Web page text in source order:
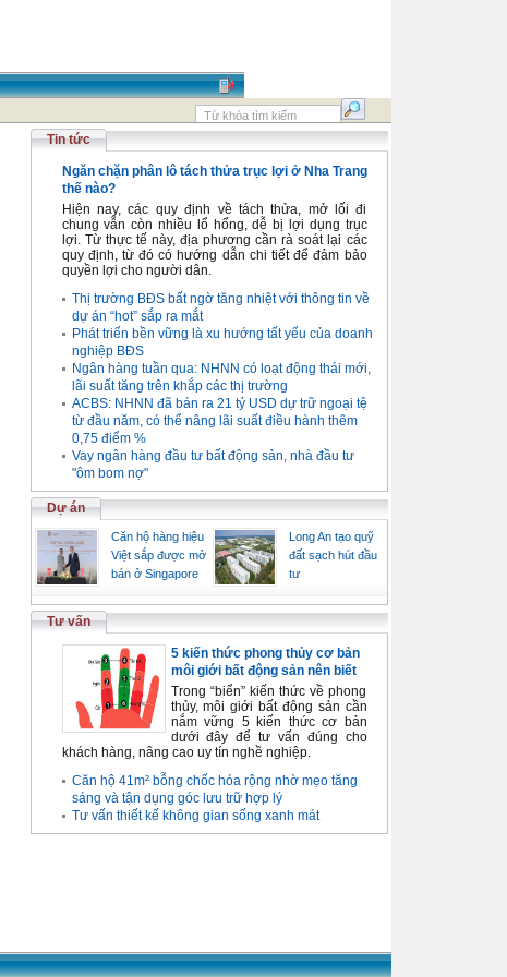
Tin tức
Ngăn chặn phân lô tách thửa trục lợi ở Nha Trang
thế nào?
Hiện nay, các quy định về tách thửa, mở lối đi
chung vẫn còn nhiều lổ hổng, dễ bị lợi dụng trục
lợi. Từ thực tế này, địa phương cần rà soát lại các
quy định, từ đó có hướng dẫn chi tiết để đảm bảo
quyền lợi cho người dân.
Thị trường BĐS bất ngờ tăng nhiệt với thông tin về
dự án “hot” sắp ra mắt
Phát triển bền vững là xu hướng tất yếu của doanh
nghiệp BĐS
Ngân hàng tuần qua: NHNN có loạt động thái mới,
lãi suất tăng trên khắp các thị trường
ACBS: NHNN đã bán ra 21 tỷ USD dự trữ ngoại tệ
từ đầu năm, có thể nâng lãi suất điều hành thêm
0,75 điểm %
Vay ngân hàng đầu tư bất động sản, nhà đầu tư
"ôm bom nợ"
Dự án
Căn hộ hàng hiệu
Việt sắp được mở
bán ở Singapore
Long An tạo quỹ
đất sạch hút đầu
tư
Tư vấn
5 kiến thức phong thủy cơ bản
môi giới bất động sản nên biết
Trong “biển” kiến thức về phong
thủy, môi giới bất động sản cần
nắm vững 5 kiến thức cơ bản
dưới đây để tư vấn đúng cho
khách hàng, nâng cao uy tín nghề nghiệp.
Căn hộ 41m² bỗng chốc hóa rộng nhờ mẹo tăng
sáng và tận dụng góc lưu trữ hợp lý
Tư vấn thiết kế không gian sống xanh mát